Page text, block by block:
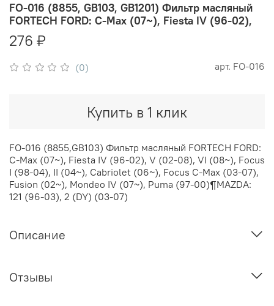
(0) арт. FO-016
FO-016 (8855, GB103, GB1201) Фильтр масляный
FORTECH FORD: C-Max (07~), Fiesta IV (96-02),
276 ₽
Купить в 1 клик
FO-016 (8855,GB103) Фильтр масляный FORTECH FORD:
C-Max (07~), Fiesta IV (96-02), V (02-08), VI (08~), Focus
I (98-04), II (04~), Cabriolet (06~), Focus C-Max (03-07),
Fusion (02~), Mondeo IV (07~), Puma (97-00)¶MAZDA:
121 (96-03), 2 (DY) (03-07)
Описание
Отзывы